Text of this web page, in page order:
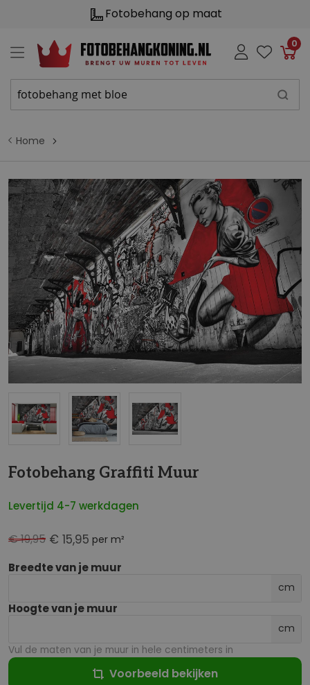
0
Home
Fotobehang Graffiti Muur
Levertijd 4-7 werkdagen
€ 15,95 per m²
€ 19,95
Breedte van je muur
cm
Hoogte van je muur
cm
Vul de maten van je muur in hele centimeters in
Voorbeeld bekijken